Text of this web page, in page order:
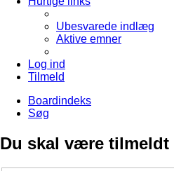
Ubesvarede indlæg
Aktive emner
Log ind
Tilmeld
Boardindeks
Søg
Du skal være